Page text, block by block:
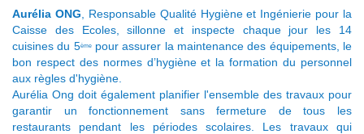
Aurélia ONG , Responsable Qualité Hygiène et Ingénierie pour la
Caisse des Ecoles, sillonne et inspecte chaque jour les 14
cuisines du 5èmepour assurer la maintenance des équipements, le
bon respect des normes d’hygiène et la formation du personnel
aux règles d'hygiène.
Aurélia Ong doit également planifier l'ensemble des travaux pour
garantir un fonctionnement sans fermeture de tous les
restaurants pendant les périodes scolaires. Les travaux qui